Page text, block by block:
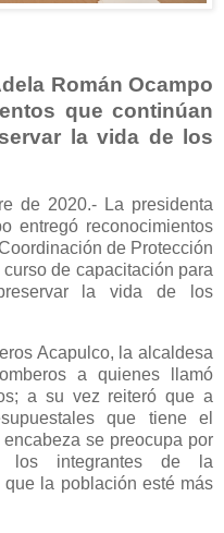
Román Ocampo
que continúan
la vida de los
de 2020.- La presidenta
entregó reconocimientos
de Protección
de capacitación para
la vida de los
Acapulco, la alcaldesa
a quienes llamó
a su vez reiteró que a
que tiene el
se preocupa por
los integrantes de la
la población esté más